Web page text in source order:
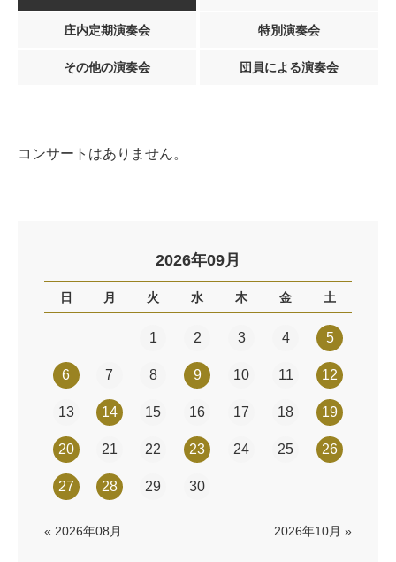
庄内定期演奏会 特別演奏会
その他の演奏会 団員による演奏会
コンサートはありません。
2026年09月
日 月 火 水 木 金 土
1 2 3 4 5
6 7 8 9 10 11 12
13 14 15 16 17 18 19
20 21 22 23 24 25 26
27 28 29 30
« 2026年08月 2026年10月 »